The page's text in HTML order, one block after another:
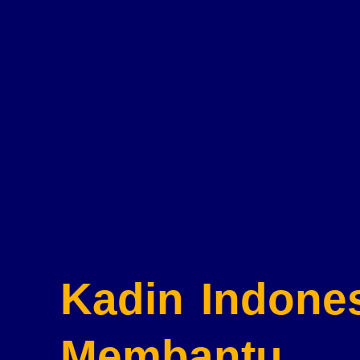
Kadin